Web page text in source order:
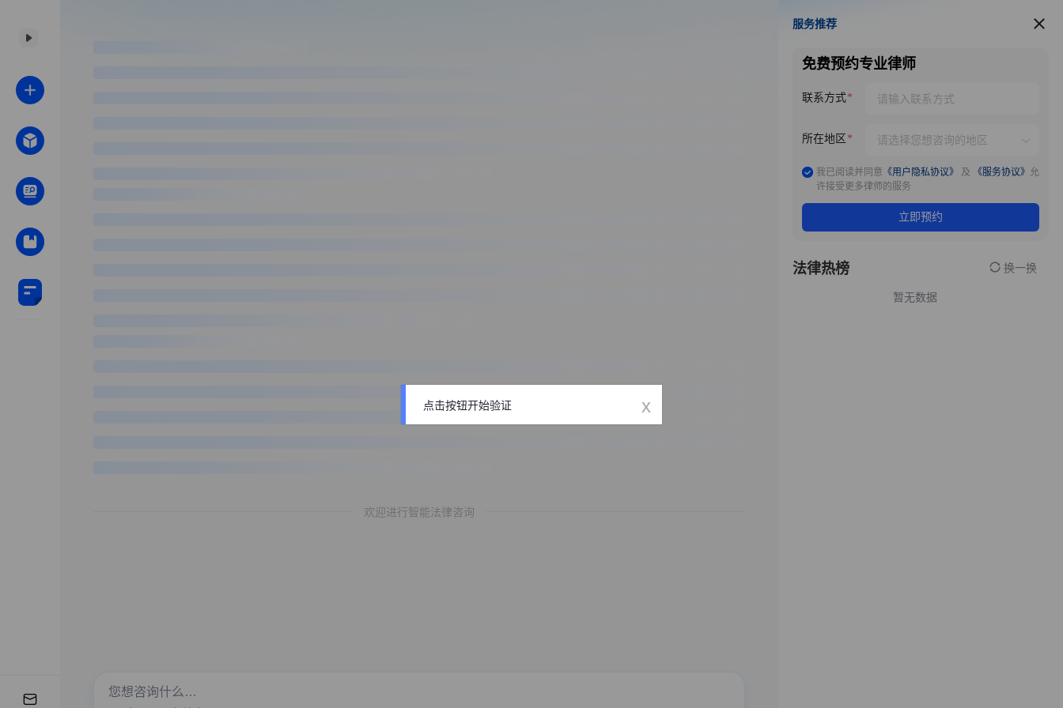
欢迎进行智能法律咨询
服务推荐
服务推荐
免费预约专业律师
联系方式
所在地区
我已阅读并同意 《用户隐私协议》 及 《服务协议》 允
许接受更多律师的服务
立即预约
法律热榜 换一换
暂无数据
点击按钮开始验证 x